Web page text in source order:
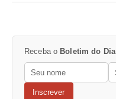
Receba o Boletim do Dia
Inscrever